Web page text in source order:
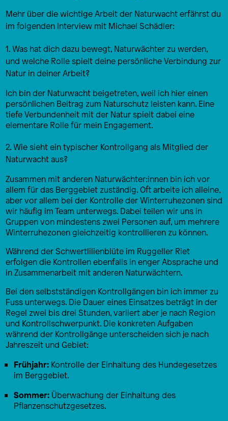
Mehr über die wichtige Arbeit der Naturwacht erfährst du
im folgenden Interview mit Michael Schädler:
1. Was hat dich dazu bewegt, Naturwächter zu werden,
und welche Rolle spielt deine persönliche Verbindung zur
Natur in deiner Arbeit?
Ich bin der Naturwacht beigetreten, weil ich hier einen
persönlichen Beitrag zum Naturschutz leisten kann. Eine
tiefe Verbundenheit mit der Natur spielt dabei eine
elementare Rolle für mein Engagement.
2. Wie sieht ein typischer Kontrollgang als Mitglied der
Naturwacht aus?
Zusammen mit anderen Naturwächter:innen bin ich vor
allem für das Berggebiet zuständig. Oft arbeite ich alleine,
aber vor allem bei der Kontrolle der Winterruhezonen sind
wir häufig im Team unterwegs. Dabei teilen wir uns in
Gruppen von mindestens zwei Personen auf, um mehrere
Winterruhezonen gleichzeitig kontrollieren zu können.
Während der Schwertlilienblüte im Ruggeller Riet
erfolgen die Kontrollen ebenfalls in enger Absprache und
in Zusammenarbeit mit anderen Naturwächtern.
Bei den selbstständigen Kontrollgängen bin ich immer zu
Fuss unterwegs. Die Dauer eines Einsatzes beträgt in der
Regel zwei bis drei Stunden, variiert aber je nach Region
und Kontrollschwerpunkt. Die konkreten Aufgaben
während der Kontrollgänge unterscheiden sich je nach
Jahreszeit und Gebiet:
Frühjahr: Kontrolle der Einhaltung des Hundegesetzes
im Berggebiet.
Sommer: Überwachung der Einhaltung des
Pflanzenschutzgesetzes.